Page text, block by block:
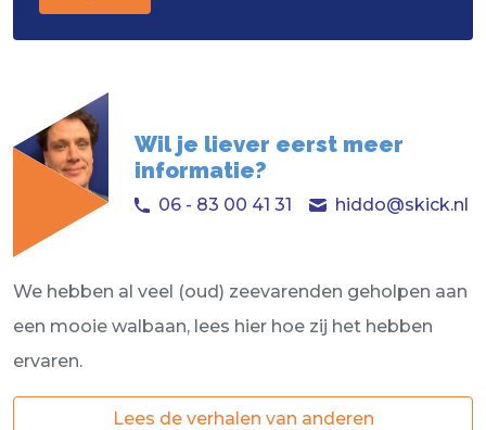
Wil je liever eerst meer
informatie?
06 - 83 00 41 31 hiddo@skick.nl
We hebben al veel (oud) zeevarenden geholpen aan
een mooie walbaan, lees hier hoe zij het hebben
ervaren.
Lees de verhalen van anderen